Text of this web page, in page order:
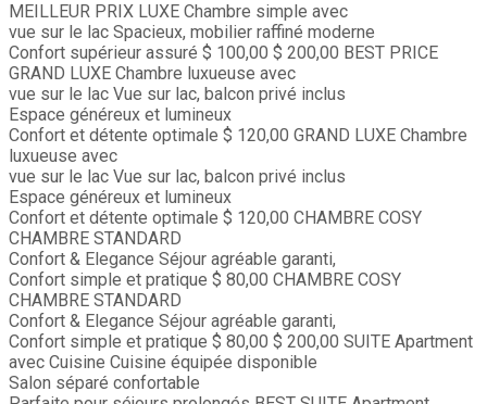
MEILLEUR PRIX LUXE Chambre simple avec
vue sur le lac Spacieux, mobilier raffiné moderne
Confort supérieur assuré $ 100,00 $ 200,00 BEST PRICE
GRAND LUXE Chambre luxueuse avec
vue sur le lac Vue sur lac, balcon privé inclus
Espace généreux et lumineux
Confort et détente optimale $ 120,00 GRAND LUXE Chambre
luxueuse avec
vue sur le lac Vue sur lac, balcon privé inclus
Espace généreux et lumineux
Confort et détente optimale $ 120,00 CHAMBRE COSY
CHAMBRE STANDARD
Confort & Elegance Séjour agréable garanti,
Confort simple et pratique $ 80,00 CHAMBRE COSY
CHAMBRE STANDARD
Confort & Elegance Séjour agréable garanti,
Confort simple et pratique $ 80,00 $ 200,00 SUITE Apartment
avec Cuisine Cuisine équipée disponible
Salon séparé confortable